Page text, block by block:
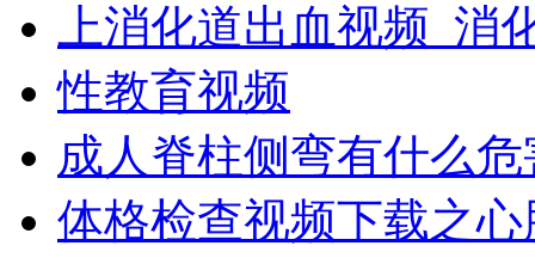
上消化道出血视频_消
性教育视频
成人脊柱侧弯有什么
体格检查视频下载之